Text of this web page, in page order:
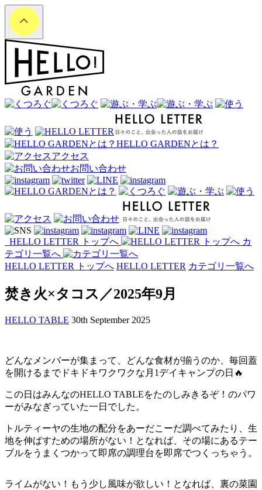
HELLO GARDENとは？
アクセス
お問い合わせ
HELLO LETTER トップへ
カ
テゴリ一覧へ
HELLO LETTER トップへ HELLO LETTER カテゴリ一覧へ
焚き火×タコス／2025年9月
HELLO TABLE 30th September 2025
どんなメンバーが集まって、どんな食材が揃うのか、毎回蓋
を開けるまでドキドキワクワクな月1デイキャンプの日🔥
この日はみんなのHELLO TABLEをたのしみきるぞ！のパワ
ーがみなぎっていた一日でした。
トルティーヤの生地の配分をあーだこーだ調べてみたり、生
地を伸ばすための場所がない！となれば、その場にあるテー
ブルをうまくつかって即席の調理台を即席でつくっちゃう。
ライムがない！もう少し風味が欲しい！となれば、裏の菜園